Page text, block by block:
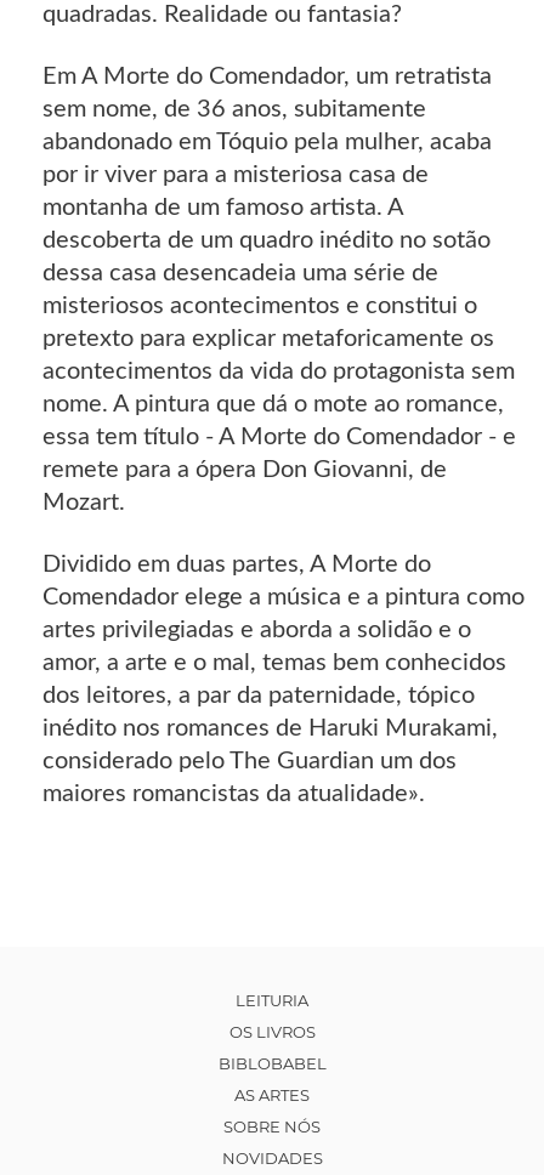
quadradas. Realidade ou fantasia?
Em A Morte do Comendador, um retratista
sem nome, de 36 anos, subitamente
abandonado em Tóquio pela mulher, acaba
por ir viver para a misteriosa casa de
montanha de um famoso artista. A
descoberta de um quadro inédito no sotão
dessa casa desencadeia uma série de
misteriosos acontecimentos e constitui o
pretexto para explicar metaforicamente os
acontecimentos da vida do protagonista sem
nome. A pintura que dá o mote ao romance,
essa tem título - A Morte do Comendador - e
remete para a ópera Don Giovanni, de
Mozart.
Dividido em duas partes, A Morte do
Comendador elege a música e a pintura como
artes privilegiadas e aborda a solidão e o
amor, a arte e o mal, temas bem conhecidos
dos leitores, a par da paternidade, tópico
inédito nos romances de Haruki Murakami,
considerado pelo The Guardian um dos
maiores romancistas da atualidade».
LEITURIA
OS LIVROS
BIBLOBABEL
AS ARTES
SOBRE NÓS
NOVIDADES